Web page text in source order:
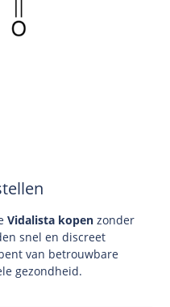
Vidalista kopen zonder
snel en discreet
van betrouwbare
gezondheid.